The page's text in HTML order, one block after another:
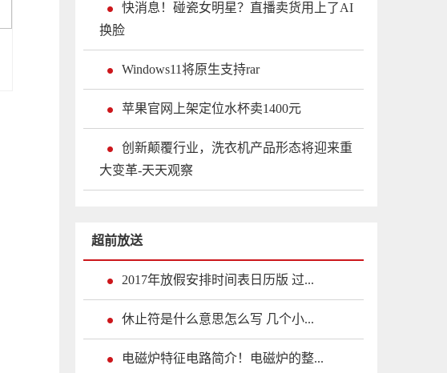
快消息！碰瓷女明星？直播卖货用上了AI
换脸
Windows11将原生支持rar
苹果官网上架定位水杯卖1400元
创新颠覆行业，洗衣机产品形态将迎来重
大变革-天天观察
超前放送
2017年放假安排时间表日历版 过...
休止符是什么意思怎么写 几个小...
电磁炉特征电路简介！电磁炉的整...